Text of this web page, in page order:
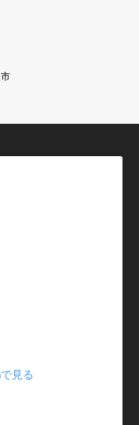
見る